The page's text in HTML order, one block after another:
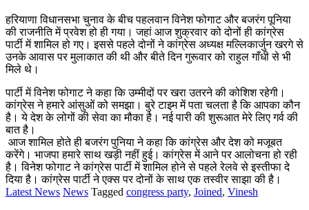
हरियाणा विधानसभा चुनाव के बीच पहलवान विनेश फोगाट और बजरंग पूनिया
की राजनीति में प्रवेश हो ही गया। जहां आज शुक्रवार को दोनों ही कांग्रेस
पार्टी में शामिल हो गए। इससे पहले दोनों ने कांग्रेस अध्यक्ष मल्लिकार्जुन खरगे से
उनके आवास पर मुलाकात की थी और बीते दिन गुरूवार को राहुल गाँधी से भी
मिले थे।
पार्टी में विनेश फोगाट ने कहा कि उम्मीदों पर खरा उतरने की कोशिश रहेगी।
कांग्रेस ने हमारे आंसुओं को समझा। बुरे टाइम में पता चलता है कि आपका कौन
है। ये देश के लोगों की सेवा का मौका है। नई पारी की शुरूआत मेरे लिए गर्व की
बात है।
आज शामिल होते ही बजरंग पुनिया ने कहा कि कांग्रेस और देश को मजूबत
करेंगे। भाजपा हमारे साथ खड़ी नहीं हुई। कांग्रेस में आने पर आलोचना हो रही
है। विनेश फोगाट ने कांग्रेस पार्टी में शामिल होने से पहले रेलवे से इस्तीफा दे
दिया है। कांग्रेस पार्टी ने एक्स पर दोनों के साथ एक तस्वीर साझा की है।
Latest News News Tagged congress party, Joined, Vinesh